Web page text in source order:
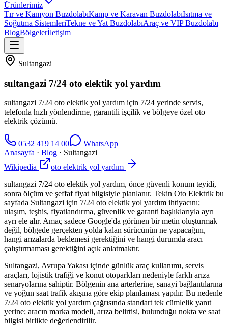
Ürünlerimiz
Tır ve Kamyon BuzdolabıKamp ve Karavan BuzdolabıIsıtma ve
Soğutma SistemleriTekne ve Yat BuzdolabıAraç ve VIP Buzdolabı
BlogBölgelerİletişim
Sultangazi
sultangazi 7/24 oto elektik yol yardım
sultangazi 7/24 oto elektik yol yardım için 7/24 yerinde servis,
telefonla hızlı yönlendirme, garantili işçilik ve bölgeye özel oto
elektrik çözümü.
0532 419 14 00
WhatsApp
Anasayfa · Blog · Sultangazi
Wikipedia
oto elektrik yol yardım
sultangazi 7/24 oto elektik yol yardım, önce güvenli konum teyidi,
sonra ölçüm ve şeffaf fiyat bilgisiyle planlanır. Tekin Oto Elektrik bu
sayfada Sultangazi için 7/24 oto elektik yol yardım ihtiyacını;
ulaşım, teşhis, fiyatlandırma, güvenlik ve garanti başlıklarıyla ayrı
ayrı ele alır. Amaç sadece Google'da görünen bir metin oluşturmak
değil, bölgede gerçekten yolda kalan sürücünün ne yapacağını,
hangi arızalarda beklemesi gerektiğini ve hangi durumda aracı
çalıştırmaması gerektiğini açık anlatmaktır.
Sultangazi, Avrupa Yakası içinde günlük araç kullanımı, servis
araçları, lojistik trafiği ve konut otoparkları nedeniyle farklı arıza
senaryolarına sahiptir. Bölgenin ana arterlerine, sanayi bağlantılarına
ve yoğun saat trafik akışına göre ekip planlaması yapılır. Bu nedenle
7/24 oto elektik yol yardım çağrısında standart tek cümlelik yanıt
yerine; aracın marka modeli, arıza belirtisi, bulunduğu nokta ve saat
bilgisi birlikte değerlendirilir.